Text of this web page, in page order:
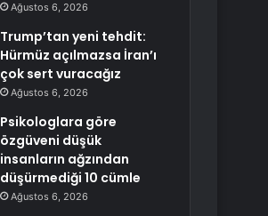
Ağustos 6, 2026
Trump’tan yeni tehdit:
Hürmüz açılmazsa İran’ı
çok sert vuracağız
Ağustos 6, 2026
Psikologlara göre
özgüveni düşük
insanların ağzından
düşürmediği 10 cümle
Ağustos 6, 2026